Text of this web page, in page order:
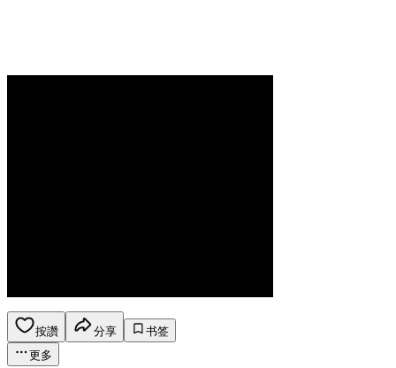
按讚 分享
书签
更多